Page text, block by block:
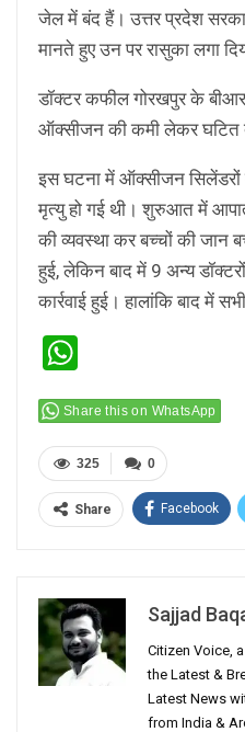
जेल में बंद हैं। उत्तर प्रदेश
मानते हुए उन पर रासुका लगा
डॉक्टर कफील गोरखपुर के
ऑक्सीजन की कमी लेकर घटित
इस घटना में ऑक्सीजन
मृत्यु हो गई थी। शुरुआत में
की व्यवस्था कर बच्चों की जान
हुई, लेकिन बाद में 9 अन्य
कार्रवाई हुई। हालांकि बाद में
Share this on WhatsApp
0
325
Share Facebook
Sajjad
Citizen Voice,
the Latest &
Latest News
from India &